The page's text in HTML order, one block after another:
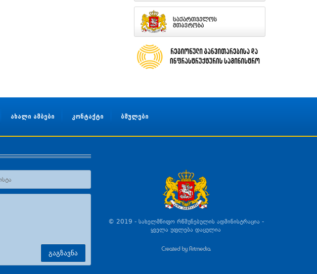
ახალი ამბები კონტაქტი ბმულები
გაგზავნა
© 2019 - სახელმწიფო რწმუნებულის ადმინისტრაცია -
ყველა უფლება დაცულია